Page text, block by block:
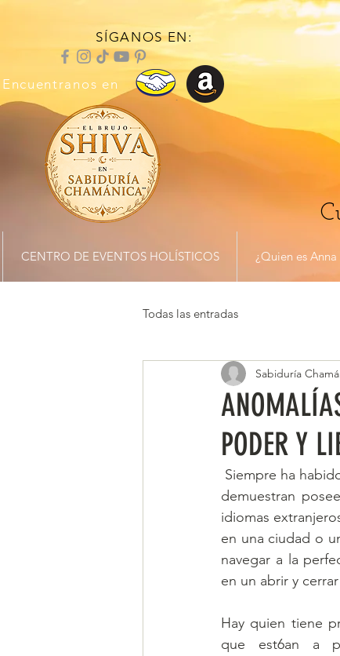
Encuentranos en
CENTRO DE EVENTOS HOLÍSTICOS ¿Quien es
SÍGANOS EN:
Todas las entradas
PODER Y
Sabiduría
demuestran
idiomas
en una ciudad o
navegar a la
en un abrir y
Hay quien tiene
que est6an a